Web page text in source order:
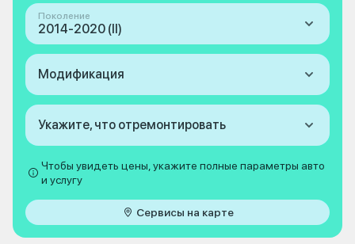
Поколение
2014-2020 (II)
Модификация
Укажите, что отремонтировать
Чтобы увидеть цены, укажите полные параметры авто
и услугу
Сервисы на карте